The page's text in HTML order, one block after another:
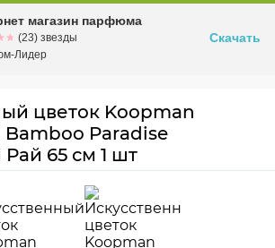
Омскул. Заозерная, 11, к. 1
цветок Koopman
Paradise
65 см 1 шт
магазин парфюма
(23) звезды
Лидер
Скачать